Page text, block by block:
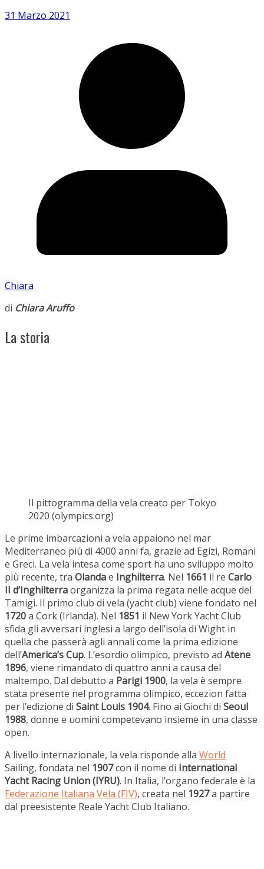
31 Marzo 2021
Chiara
di Chiara Aruffo
La storia
Il pittogramma della vela creato per Tokyo
2020 (olympics.org)
Le prime imbarcazioni a vela appaiono nel mar
Mediterraneo più di 4000 anni fa, grazie ad Egizi, Romani
e Greci. La vela intesa come sport ha uno sviluppo molto
più recente, tra Olandae Inghilterra. Nel 1661 il re Carlo
II d’Inghilterraorganizza la prima regata nelle acque del
Tamigi. Il primo club di vela (yacht club) viene fondato nel
1720a Cork (Irlanda). Nel 1851 il New York Yacht Club
sfida gli avversari inglesi a largo dell’isola di Wight in
quella che passerà agli annali come la prima edizione
dell’America’s Cup. L’esordio olimpico, previsto ad Atene
1896, viene rimandato di quattro anni a causa del
maltempo. Dal debutto a Parigi 1900, la vela è sempre
stata presente nel programma olimpico, eccezion fatta
per l’edizione di Saint Louis 1904. Fino ai Giochi di Seoul
1988, donne e uomini competevano insieme in una classe
open.
A livello internazionale, la vela risponde alla World
Sailing, fondata nel 1907con il nome di International
Yacht Racing Union (IYRU). In Italia, l’organo federale è la
Federazione Italiana Vela (FIV), creata nel 1927a partire
dal preesistente Reale Yacht Club Italiano.